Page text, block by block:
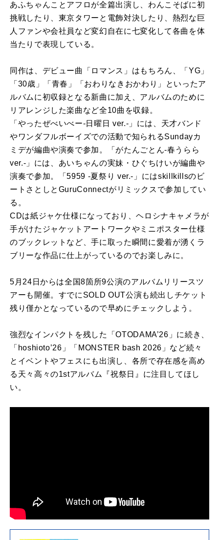
あふちゃんことアフロが全篇出演し、わんこそばに初
挑戦したり、東京タワーと電飾対決したり、熱烈な巨
人ファンや会社員など変幻自在に七変化して各曲を体
当たりで表現している。
同作は、デビュー曲「ロマンス」はもちろん、「YG」
「30歳」「青春」「おわりなきおかわり」といったア
ルバムに初収録となる新曲に加え、アルバムのために
リアレンジした楽曲など全10曲を収録。
「やったぜべいべー-日曜日 ver.-」には、天才バンド
やワンダフルボーイズでの活動で知られるSundayカ
ミデが編曲や演奏で参加。「がたんごとん-春うらら
ver.-」には、あいちゃんの実妹・ひぐちけいが編曲や
演奏で参加。「5959 -夏祭り ver.-」にはskillkillsのビ
ートさとしとGuruConnectがリミックスで参加してい
る。
CDは紙ジャケ仕様になっており、ヘロシナキャメラが
手がけたジャケットアートワークやミニポスター仕様
のブックレットなど、手に取った瞬間に愛着が湧くラ
ブリーな作品に仕上がっているのでお楽しみに。
5月24日からは全国8箇所9公演のアルバムリリースツ
アーも開催。すでにSOLD OUT公演も続出しチケット
残り僅かとなっているので早めにチェックしよう。
強烈なインパクトを残した「OTODAMA’26」に続き、
「hoshioto’26」「MONSTER bash 2026」など続々
とイベントやフェスにも出演し、各所で存在感を高め
る天々高々の1stアルバム『祝祭日』に注目してほし
い。